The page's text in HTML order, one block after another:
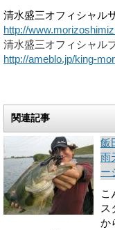
清水盛三オフィシャル
http://
清水盛三オフィシャル
http://ameblo.jp/king-
関連記事
飯
雨
ー
こ
ス
か